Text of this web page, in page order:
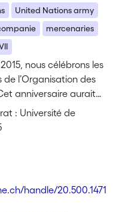
United Nations army
mercenaries
nous célébrons les
de l’Organisation des
anniversaire aurait
faste et fêté dans la
n’est rien ! Au
plus complexe, dans
Pourtant
création, tente de
qui surgissent
: Université de
handle/20.500.1471